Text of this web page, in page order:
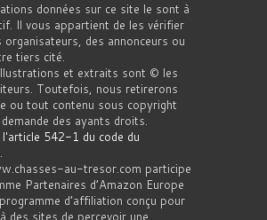
données sur ce site le sont à
Il vous appartient de les vérifier
organisateurs, des annonceurs ou
tiers cité.
et extraits sont © les
Toutefois, nous retirerons
ou tout contenu sous copyright
des ayants droits.
l'article 542-1 du code du
.
au-tresor.com participe
Partenaires d’Amazon Europe
d’affiliation conçu pour
des sites de percevoir une